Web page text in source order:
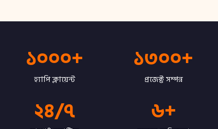
১০০০+
হ্যাপি ক্লায়েন্ট
১৩০০+
প্রজেক্ট সম্পন্ন
২৪/৭ ৬+